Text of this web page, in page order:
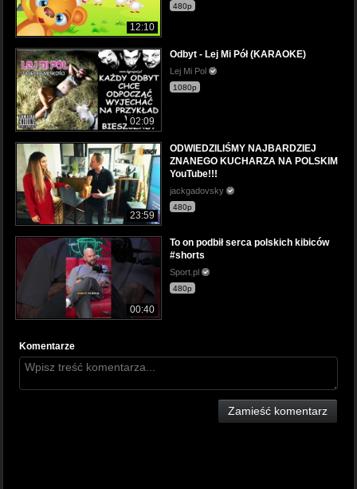
12:10
480p
02:09
Odbyt - Lej Mi Pół (KARAOKE)
Lej Mi Pol
1080p
23:59
ODWIEDZILIŚMY NAJBARDZIEJ
ZNANEGO KUCHARZA NA POLSKIM
YouTube!!!
jackgadovsky
480p
00:40
To on podbił serca polskich kibiców
#shorts
Sport.pl
480p
Komentarze
Zamieść komentarz